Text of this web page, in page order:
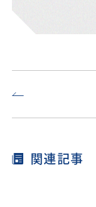
用する
には？
関連記事